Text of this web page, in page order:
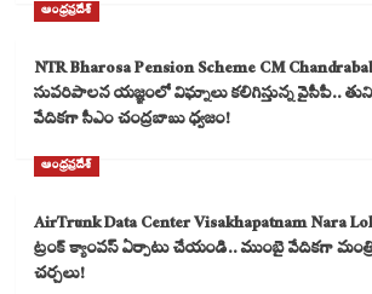
ఆంధ్రప్రదేశ్
NTR Bharosa Pension Scheme CM
సుపరిపాలన యజ్ఞంలో విఘ్నాలు కలిగిస్తున్న వైసీపీ..
వేదికగా సీఎం చంద్రబాబు ధ్వజం!
ఆంధ్రప్రదేశ్
AirTrunk Data Center Visakhapatnam Nara
ట్రంక్ క్యాంపస్ ఏర్పాటు చేయండి.. ముంబై వేదికగా
చర్చలు!